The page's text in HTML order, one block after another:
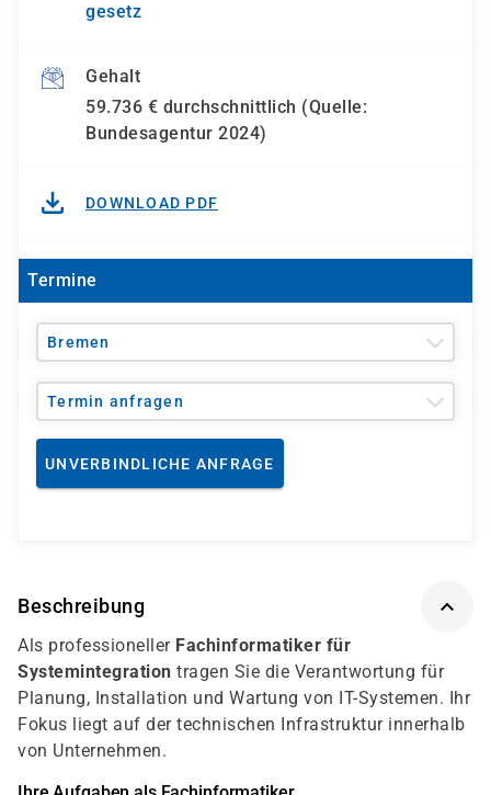
gesetz
Gehalt
59.736 € durchschnittlich (Quelle:
Bundesagentur 2024)
DOWNLOAD PDF
Termine
Bremen
Termin anfragen
UNVERBINDLICHE ANFRAGE
Beschreibung
Als professioneller Fachinformatiker für
Systemintegration tragen Sie die Verantwortung für
Planung, Installation und Wartung von IT-Systemen. Ihr
Fokus liegt auf der technischen Infrastruktur innerhalb
von Unternehmen.